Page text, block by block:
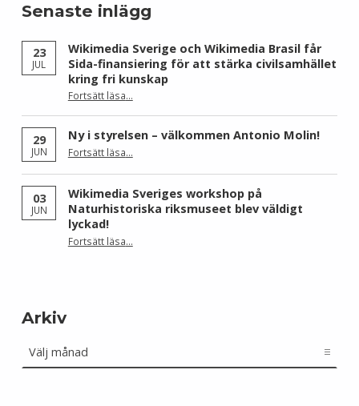
Senaste inlägg
23
JUL
Wikimedia Sverige och Wikimedia Brasil får
Sida-finansiering för att stärka civilsamhället
kring fri kunskap
Fortsätt läsa“Wikimedia Sverige och Wikimedia Brasil får Sida-finansiering för att stärka civilsamhället kring fri kunskap”
…
29
JUN
Ny i styrelsen – välkommen Antonio Molin!
Fortsätt läsa“Ny i styrelsen – välkommen Antonio Molin!”
…
03
JUN
Wikimedia Sveriges workshop på
Naturhistoriska riksmuseet blev väldigt
lyckad!
Fortsätt läsa“Wikimedia Sveriges workshop på Naturhistoriska riksmuseet blev väldigt lyckad!”
…
Arkiv